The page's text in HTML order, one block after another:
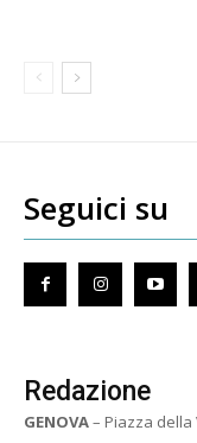
Seguici su
Redazione
GENOVA– Piazza della